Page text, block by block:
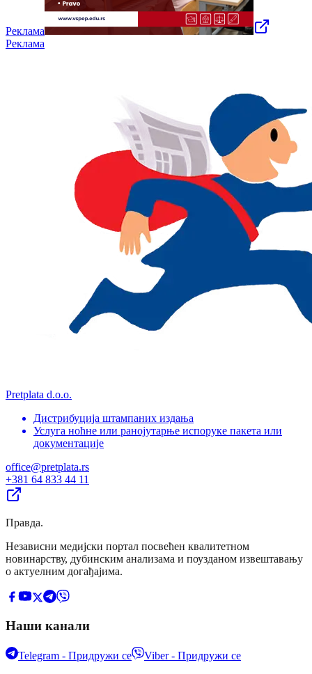
Реклама
Реклама
Pretplata d.o.o.
Дистрибуција штампаних издања
Услуга ноћне или ранојутарње испоруке пакета или
документације
office@pretplata.rs
+381 64 833 44 11
Правда.
Независни медијски портал посвећен квалитетном
новинарству, дубинским анализама и поузданом извештавању
о актуелним догађајима.
Наши канали
Telegram - Придружи се Viber - Придружи се